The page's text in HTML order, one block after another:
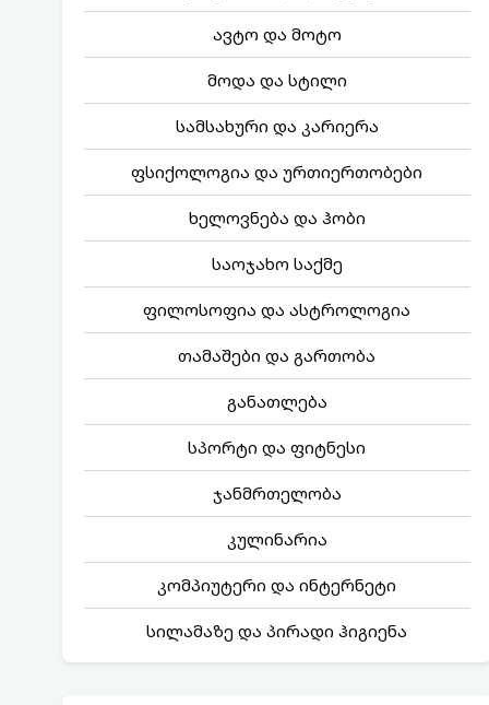
ავტო და მოტო
მოდა და სტილი
სამსახური და კარიერა
ფსიქოლოგია და ურთიერთობები
ხელოვნება და ჰობი
საოჯახო საქმე
ფილოსოფია და ასტროლოგია
თამაშები და გართობა
განათლება
სპორტი და ფიტნესი
ჯანმრთელობა
კულინარია
კომპიუტერი და ინტერნეტი
სილამაზე და პირადი ჰიგიენა